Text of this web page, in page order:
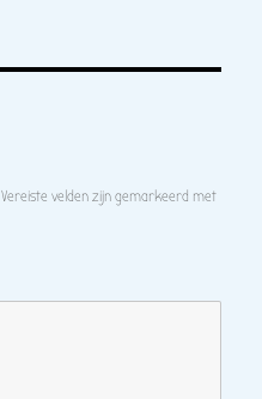
Vereiste velden zijn gemarkeerd met